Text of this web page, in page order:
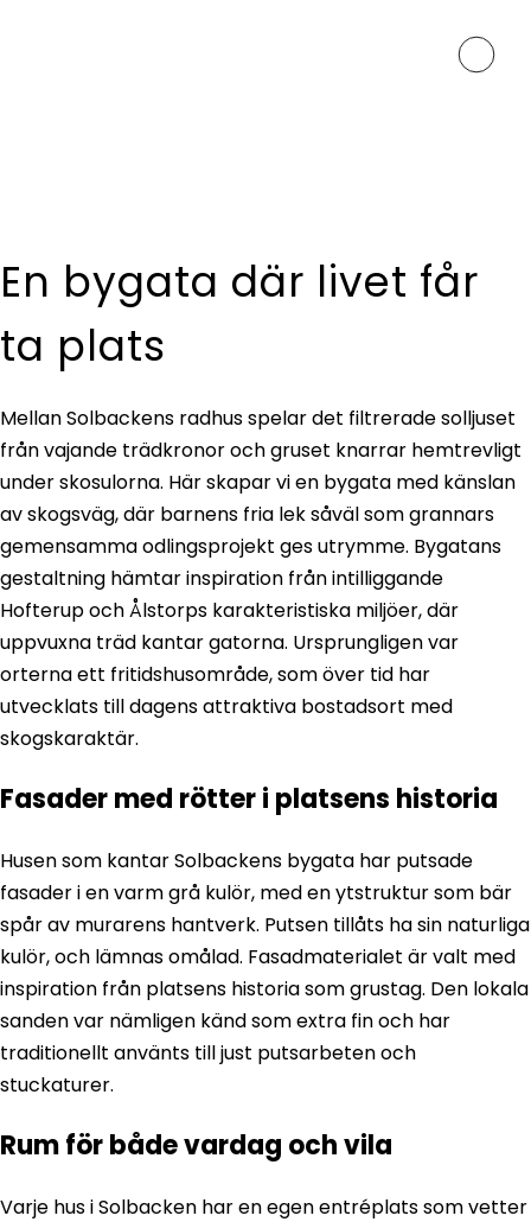
En bygata där livet får
ta plats
Mellan Solbackens radhus spelar det filtrerade solljuset
från vajande trädkronor och gruset knarrar hemtrevligt
under skosulorna. Här skapar vi en bygata med känslan
av skogsväg, där barnens fria lek såväl som grannars
gemensamma odlingsprojekt ges utrymme. Bygatans
gestaltning hämtar inspiration från intilliggande
Hofterup och Ålstorps karakteristiska miljöer, där
uppvuxna träd kantar gatorna. Ursprungligen var
orterna ett fritidshusområde, som över tid har
utvecklats till dagens attraktiva bostadsort med
skogskaraktär.
Fasader med rötter i platsens historia
Husen som kantar Solbackens bygata har putsade
fasader i en varm grå kulör, med en ytstruktur som bär
spår av murarens hantverk. Putsen tillåts ha sin naturliga
kulör, och lämnas omålad. Fasadmaterialet är valt med
inspiration från platsens historia som grustag. Den lokala
sanden var nämligen känd som extra fin och har
traditionellt använts till just putsarbeten och
stuckaturer.
Rum för både vardag och vila
Varje hus i Solbacken har en egen entréplats som vetter